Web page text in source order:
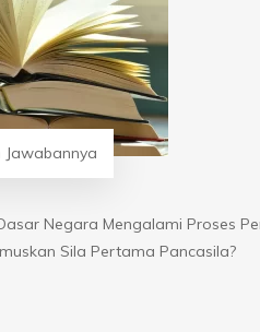
Jawabannya
Negara Mengalami Proses
Sila Pertama Pancasila?